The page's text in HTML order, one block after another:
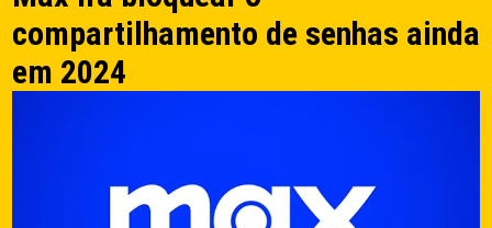
compartilhamento de senhas ainda
em 2024